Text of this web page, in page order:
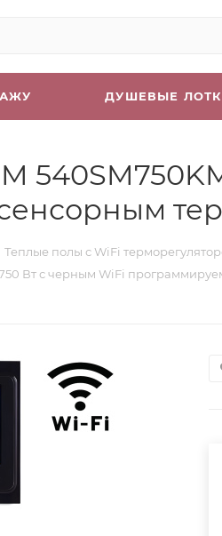
ДУШЕВЫЕ
Теплые полы с WiFi
Вт с черным WiFi